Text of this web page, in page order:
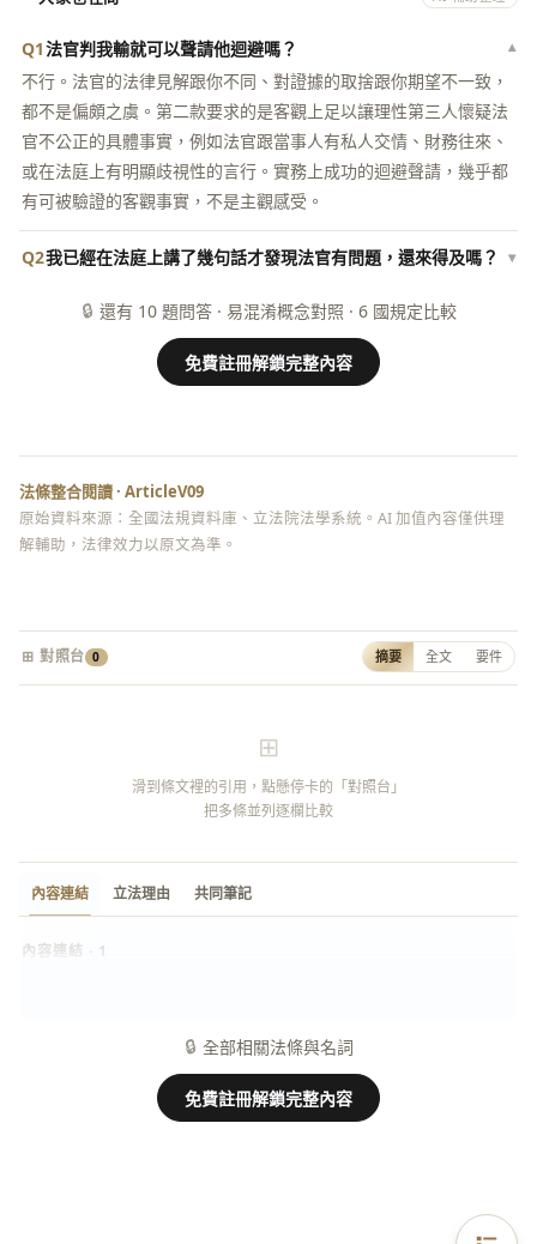
Q1法官判我輸就可以聲請他迴避嗎？ ▾
不行。法官的法律見解跟你不同、對證據的取捨跟你期望不一致，
都不是偏頗之虞。第二款要求的是客觀上足以讓理性第三人懷疑法
官不公正的具體事實，例如法官跟當事人有私人交情、財務往來、
或在法庭上有明顯歧視性的言行。實務上成功的迴避聲請，幾乎都
有可被驗證的客觀事實，不是主觀感受。
Q2我已經在法庭上講了幾句話才發現法官有問題，還來得及嗎？ ▾
🔒 還有 10 題問答 · 易混淆概念對照 · 6 國規定比較
免費註冊解鎖完整內容
法條整合閱讀 · ArticleV09
原始資料來源：全國法規資料庫、立法院法學系統。AI 加值內容僅供理
解輔助，法律效力以原文為準。
⊞ 對照台 0 摘要 全文 要件
⊞
滑到條文裡的引用，點懸停卡的「對照台」
把多條並列逐欄比較
內容連結 立法理由 共同筆記
內容連結 · 1
🔒 全部相關法條與名詞
免費註冊解鎖完整內容